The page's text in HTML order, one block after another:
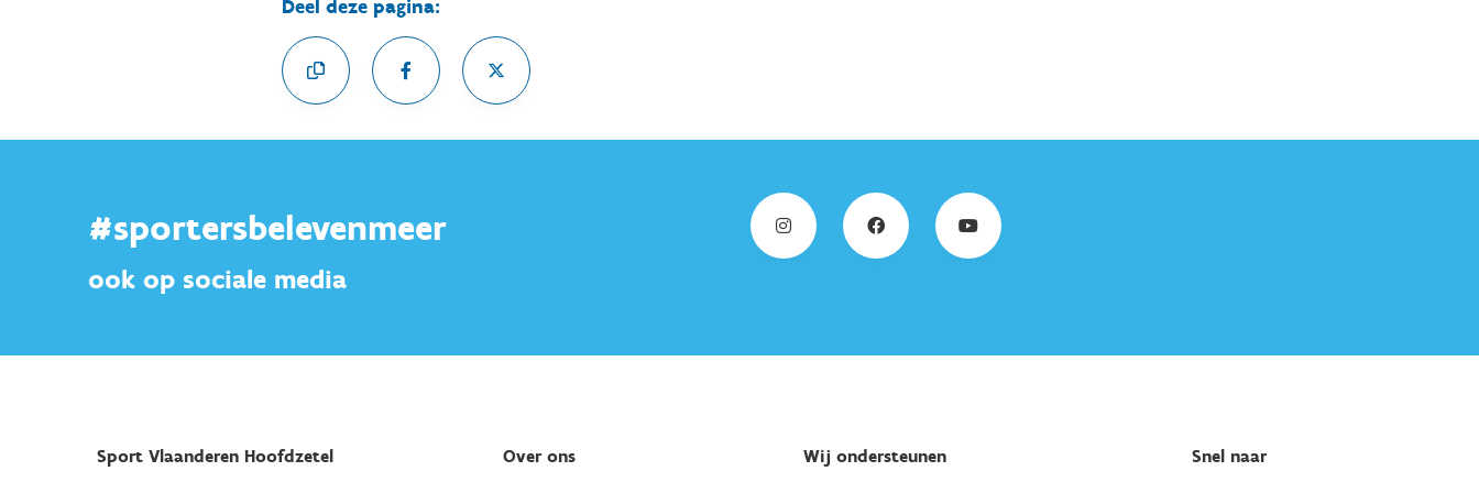
Deel deze pagina:
#sportersbelevenmeer
ook op sociale media
Sport Vlaanderen Hoofdzetel Over ons Wij ondersteunen Snel naar